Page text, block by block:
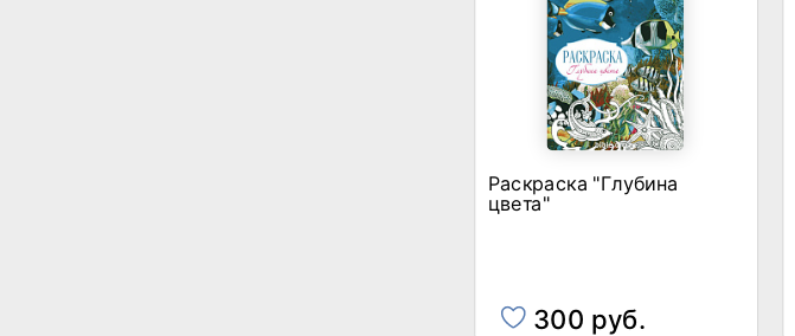
Раскраска "Глубина
цвета"
300 руб.